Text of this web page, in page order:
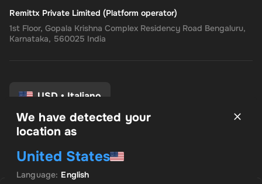
Remittx Private Limited (Platform operator)
1st Floor, Gopala Krishna Complex Residency Road Bengaluru,
Karnataka, 560025 India
USD • Italiano
politica sulla riservatezza
Politica di rimborso
Preferenze di consenso
We have detected your
location as
United States
Language: English